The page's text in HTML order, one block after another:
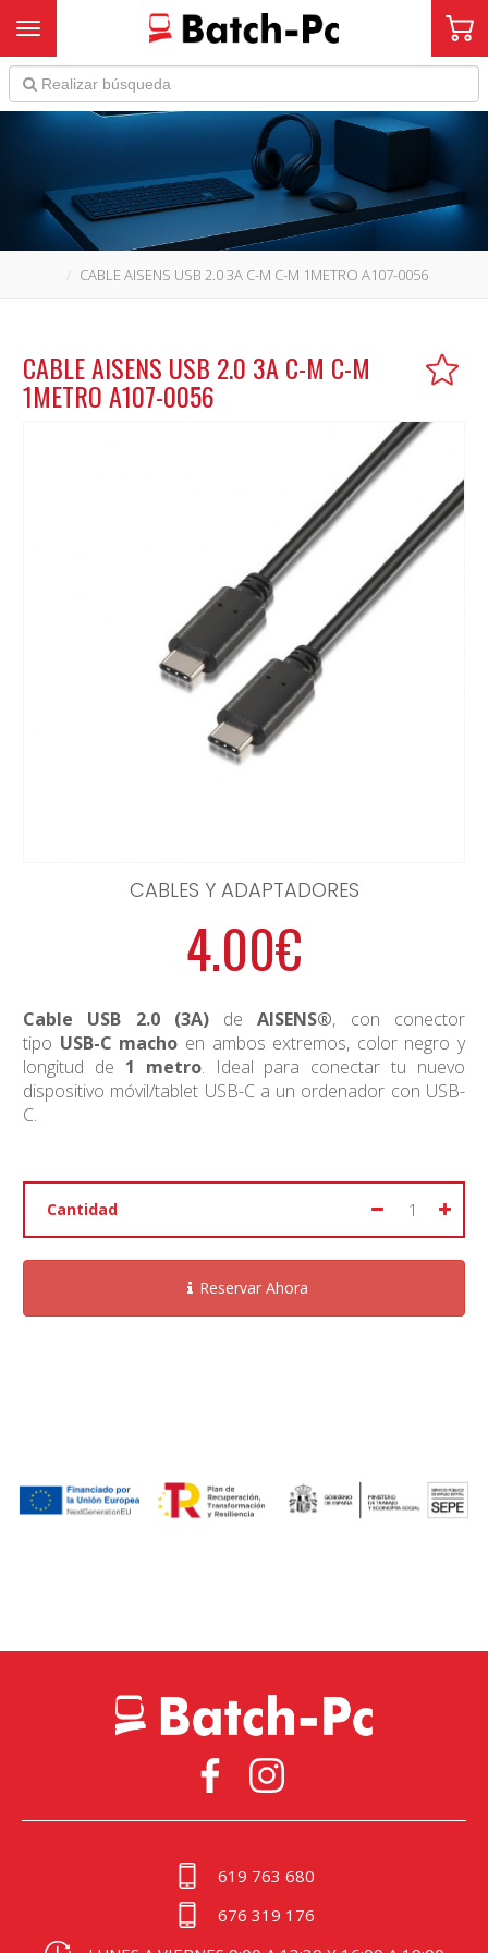
Toggle navigation
CABLE AISENS USB 2.0 3A C-M C-M 1METRO A107-0056
CABLE AISENS USB 2.0 3A C-M C-M
1METRO A107-0056
CABLES Y ADAPTADORES
4.00€
Cable USB 2.0 (3A) deAISENS®, con conector
tipo USB-C macho en ambos extremos, color negro y
longitud de 1 metro. Ideal para conectar tu nuevo
dispositivo móvil/tablet USB-C a un ordenador con USB-
C.
Cantidad
Reservar Ahora
619 763 680
676 319 176